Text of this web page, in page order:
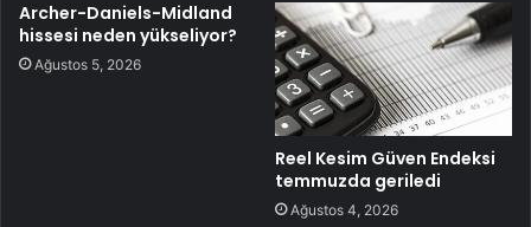
Archer-Daniels-Midland
hissesi neden yükseliyor?
Ağustos 5, 2026
Reel Kesim Güven Endeksi
temmuzda geriledi
Ağustos 4, 2026